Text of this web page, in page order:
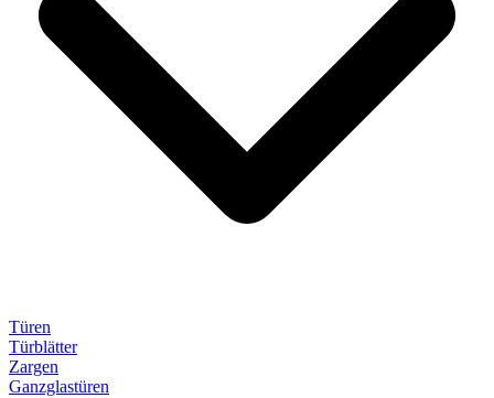
Türen
Türblätter
Zargen
Ganzglastüren